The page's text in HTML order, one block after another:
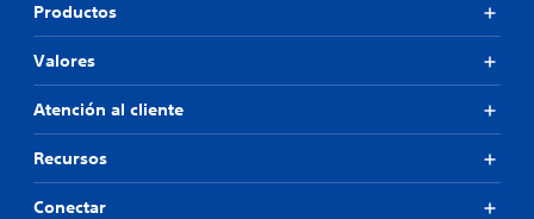
Productos
Valores
Atención al cliente
Recursos
Conectar